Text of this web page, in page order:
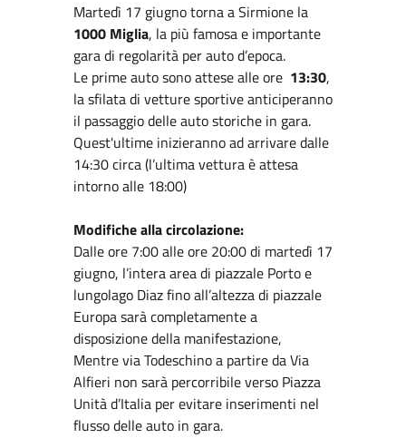
Martedì 17 giugno torna a Sirmione la
1000 Miglia, la più famosa e importante
gara di regolarità per auto d’epoca.
Le prime auto sono attese alle ore 13:30,
la sfilata di vetture sportive anticiperanno
il passaggio delle auto storiche in gara.
Quest'ultime inizieranno ad arrivare dalle
14:30 circa (l’ultima vettura è attesa
intorno alle 18:00)
Modifiche alla circolazione:
Dalle ore 7:00 alle ore 20:00 di martedì 17
giugno, l’intera area di piazzale Porto e
lungolago Diaz fino all’altezza di piazzale
Europa sarà completamente a
disposizione della manifestazione,
Mentre via Todeschino a partire da Via
Alfieri non sarà percorribile verso Piazza
Unità d’Italia per evitare inserimenti nel
flusso delle auto in gara.